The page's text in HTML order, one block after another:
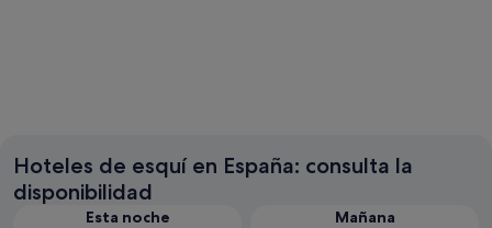
Hoteles de esquí en España: consulta la
disponibilidad
Esta noche
Mañana